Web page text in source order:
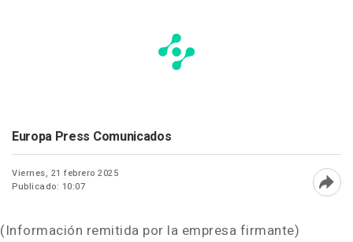
Europa Press Comunicados
Viernes, 21 febrero 2025
Publicado: 10:07
(Información remitida por la empresa firmante)